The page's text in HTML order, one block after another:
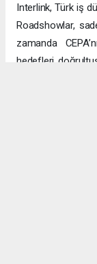
Interlink, Türk iş
Roadshowlar,
zamanda
hedefleri